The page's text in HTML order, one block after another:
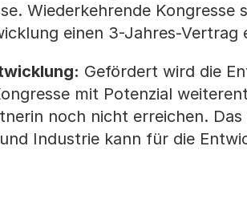
Wiederkehrende
einen 3-Jahres-Vertrag
Gefördert wird die
mit Potenzial
noch nicht erreichen.
Industrie kann für die